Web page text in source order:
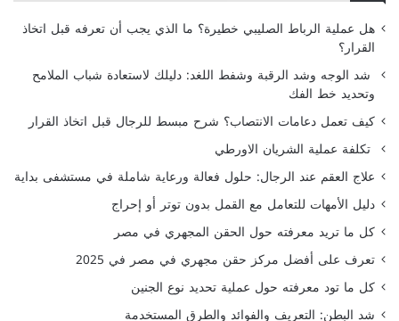
هل عملية الرباط الصليبي خطيرة؟ ما الذي يجب أن تعرفه قبل اتخاذ
القرار؟
شد الوجه وشد الرقبة وشفط اللغد: دليلك لاستعادة شباب الملامح
وتحديد خط الفك
كيف تعمل دعامات الانتصاب؟ شرح مبسط للرجال قبل اتخاذ القرار
تكلفة عملية الشريان الاورطي
علاج العقم عند الرجال: حلول فعالة ورعاية شاملة في مستشفى بداية
دليل الأمهات للتعامل مع القمل بدون توتر أو إحراج
كل ما تريد معرفته حول الحقن المجهري في مصر
تعرف على أفضل مركز حقن مجهري في مصر في 2025
كل ما تود معرفته حول عملية تحديد نوع الجنين
شد البطن: التعريف والفوائد والطرق المستخدمة